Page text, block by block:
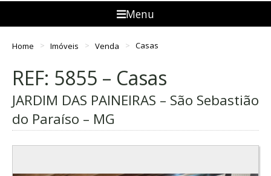
Menu
Home Imóveis Venda Casas
REF: 5855 – Casas
JARDIM DAS PAINEIRAS – São Sebastião
do Paraíso – MG